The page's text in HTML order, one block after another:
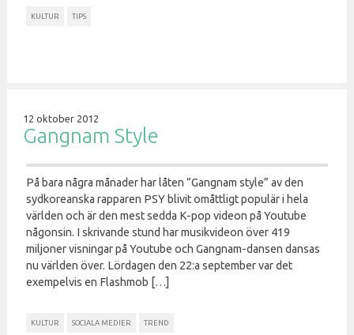
KULTUR TIPS
12 oktober 2012
Gangnam Style
På bara några månader har låten ”Gangnam style” av den
sydkoreanska rapparen PSY blivit omåttligt populär i hela
världen och är den mest sedda K-pop videon på Youtube
någonsin. I skrivande stund har musikvideon över 419
miljoner visningar på Youtube och Gangnam-dansen dansas
nu världen över. Lördagen den 22:a september var det
exempelvis en Flashmob […]
KULTUR SOCIALA MEDIER TREND